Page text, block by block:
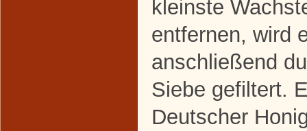
kleinste
entfernen, wird
anschließend
Siebe gefiltert.
Deutscher